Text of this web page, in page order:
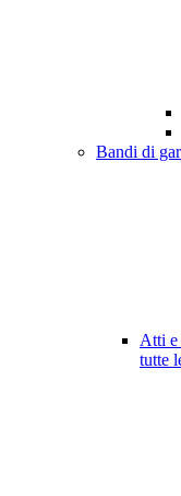
Bandi di
Atti e
tutte